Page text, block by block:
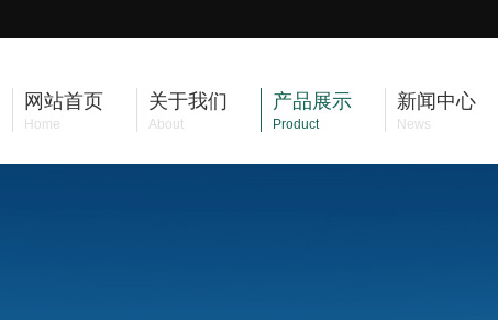
网站首页
Home
关于我们
About
产品展示
Product
新闻中心
News